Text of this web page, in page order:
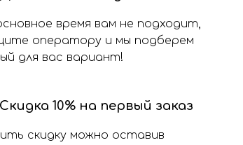
время вам не подходит,
оператору и мы подберем
для вас вариант!
Скидка 10% на первый заказ
скидку можно оставив